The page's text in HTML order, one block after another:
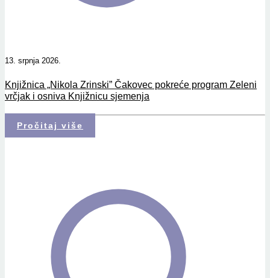
13. srpnja 2026.
Knjižnica „Nikola Zrinski” Čakovec pokreće program Zeleni
vrčjak i osniva Knjižnicu sjemenja
Pročitaj više